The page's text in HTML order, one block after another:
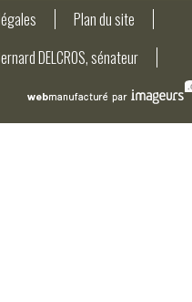
Plan du site
DELCROS, sénateur